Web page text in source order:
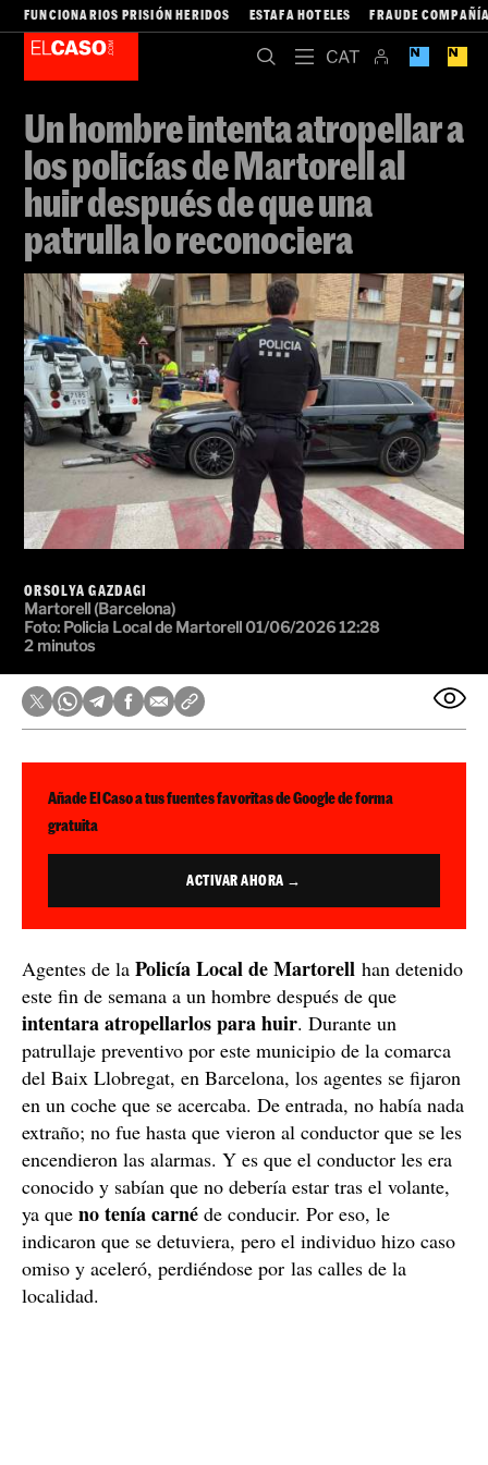
FUNCIONARIOS PRISIÓN HERIDOS ESTAFA HOTELES FRAUDE
Un hombre intenta atropellar a
los policías de Martorell al
huir después de que una
patrulla lo reconociera
ORSOLYA GAZDAGI
Martorell (Barcelona)
Foto: Policia Local de Martorell 01/06/2026 12:28
2 minutos
Añade El Caso a tus fuentes favoritas de Google de forma
gratuita
ACTIVAR AHORA →
Agentes de la Policía Local de Martorell han detenido
este fin de semana a un hombre después de que
intentara atropellarlos para huir. Durante un
patrullaje preventivo por este municipio de la comarca
del Baix Llobregat, en Barcelona, los agentes se fijaron
en un coche que se acercaba. De entrada, no había nada
extraño; no fue hasta que vieron al conductor que se les
encendieron las alarmas. Y es que el conductor les era
conocido y sabían que no debería estar tras el volante,
ya que no tenía carné de conducir. Por eso, le
indicaron que se detuviera, pero el individuo hizo caso
omiso y aceleró, perdiéndose por las calles de la
localidad.